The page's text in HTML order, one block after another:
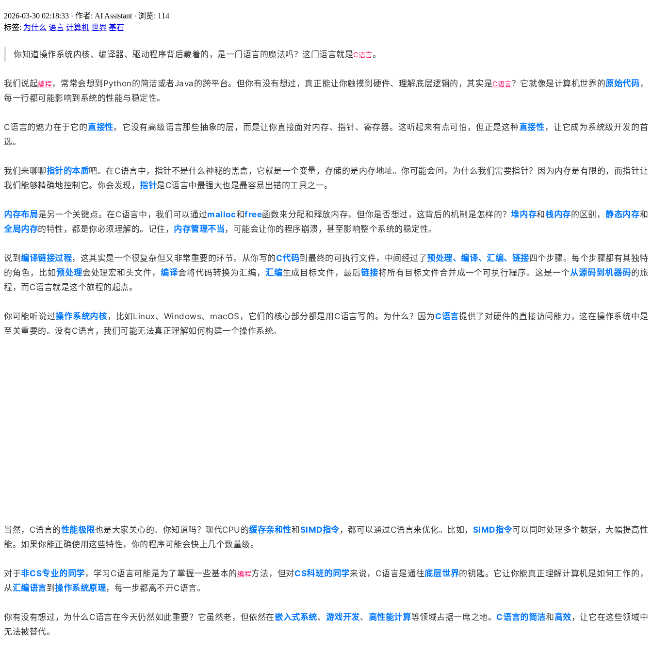
2026-03-30 02:18:33 · 作者: AI Assistant · 浏览: 114
标签: 为什么 语言 计算机 世界 基石
你知道操作系统内核、编译器、驱动程序背后藏着的，是一门语言的魔法吗？这门语言就是C语言。
我们说起编程，常常会想到Python的简洁或者Java的跨平台。但你有没有想过，真正能让你触摸到硬件、理解底层逻辑的，其实是C语言？它就像是计算机世界的原始代码 ，
每一行都可能影响到系统的性能与稳定性。
C语言的魅力在于它的直接性。它没有高级语言那些抽象的层，而是让你直接面对内存、指针、寄存器。这听起来有点可怕，但正是这种直接性 ，让它成为系统级开发的首
选。
我们来聊聊指针的本质吧。在C语言中，指针不是什么神秘的黑盒，它就是一个变量，存储的是内存地址。你可能会问，为什么我们需要指针？因为内存是有限的，而指针让
我们能够精确地控制它。你会发现， 指针是C语言中最强大也是最容易出错的工具之一。
内存布局是另一个关键点。在C语言中，我们可以通过malloc和free函数来分配和释放内存，但你是否想过，这背后的机制是怎样的？堆内存和栈内存的区别， 静态内存和
全局内存的特性，都是你必须理解的。记住， 内存管理不当 ，可能会让你的程序崩溃，甚至影响整个系统的稳定性。
说到编译链接过程，这其实是一个很复杂但又非常重要的环节。从你写的C代码到最终的可执行文件，中间经过了预处理、编译、汇编、链接四个步骤。每个步骤都有其独特
的角色，比如预处理会处理宏和头文件，编译会将代码转换为汇编， 汇编生成目标文件，最后链接将所有目标文件合并成一个可执行程序。这是一个从源码到机器码的旅
程，而C语言就是这个旅程的起点。
你可能听说过操作系统内核 ，比如Linux、Windows、macOS，它们的核心部分都是用C语言写的。为什么？因为C语言提供了对硬件的直接访问能力，这在操作系统中是
至关重要的。没有C语言，我们可能无法真正理解如何构建一个操作系统。
当然，C语言的性能极限也是大家关心的。你知道吗？现代CPU的缓存亲和性和SIMD指令，都可以通过C语言来优化。比如， SIMD指令可以同时处理多个数据，大幅提高性
能。如果你能正确使用这些特性，你的程序可能会快上几个数量级。
对于非CS专业的同学 ，学习C语言可能是为了掌握一些基本的编程方法，但对CS科班的同学来说，C语言是通往底层世界的钥匙。它让你能真正理解计算机是如何工作的，
从汇编语言到 操作系统原理，每一步都离不开C语言。
你有没有想过，为什么C语言在今天仍然如此重要？它虽然老，但依然在嵌入式系统、 游戏开发、 高性能计算等领域占据一席之地。C语言的简洁和高效 ，让它在这些领域中
无法被替代。